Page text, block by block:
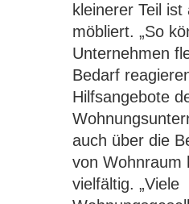
kleinerer Teil
möbliert. „So
Unternehmen
Bedarf
Hilfsangebote
auch über die
von Wohnraum
vielfältig. „Viele